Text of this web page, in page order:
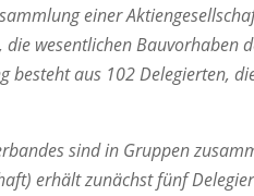
einer
wesentlichen Bauvorhaben
besteht aus 102 Delegierten,
sind in Gruppen
erhält zunächst fünf